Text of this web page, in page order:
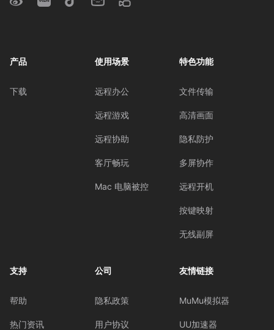
产品
下载
使用场景
远程办公
远程游戏
远程协助
客厅畅玩
Mac 电脑被控
特色功能
文件传输
高清画面
隐私防护
多屏协作
远程开机
按键映射
无线副屏
支持
帮助
热门资讯
公司
隐私政策
用户协议
友情链接
MuMu模拟器
UU加速器